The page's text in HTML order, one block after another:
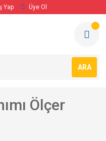
Yap Üye Ol
ARA
Ölçer